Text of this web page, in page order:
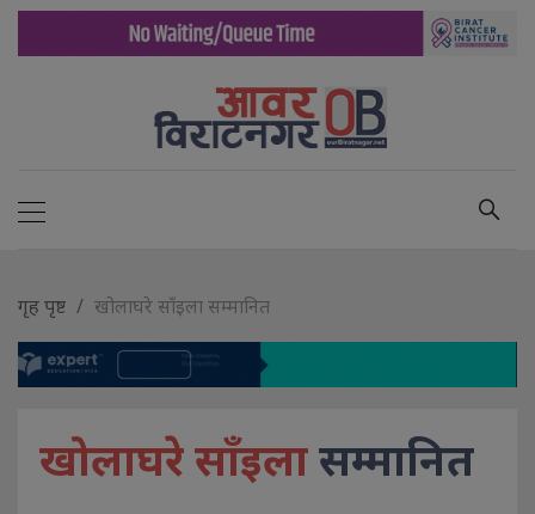
गृह पृष्ट खोलाघरे साँइला सम्मानित
खोलाघरे साँइलासम्मानित